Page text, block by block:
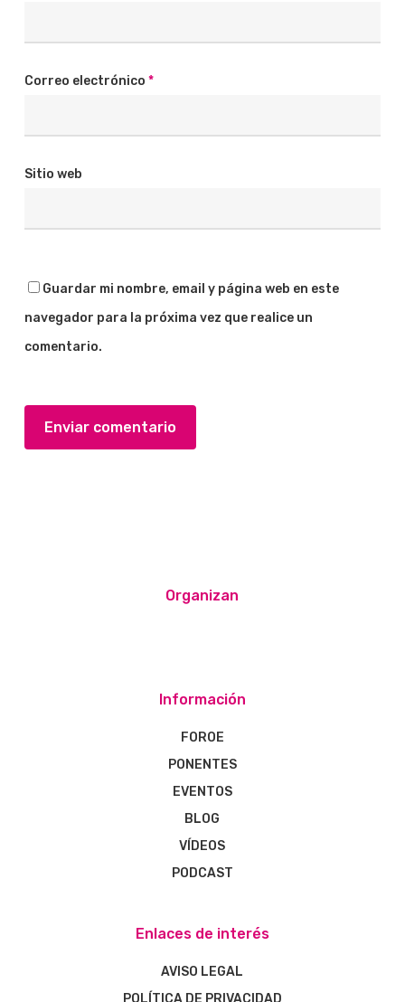
Correo electrónico *
Sitio web
Guardar mi nombre, email y página web en este
navegador para la próxima vez que realice un
comentario.
Organizan
Información
FOROE
PONENTES
EVENTOS
BLOG
VÍDEOS
PODCAST
Enlaces de interés
AVISO LEGAL
POLÍTICA DE PRIVACIDAD